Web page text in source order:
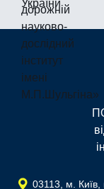
03113, м.